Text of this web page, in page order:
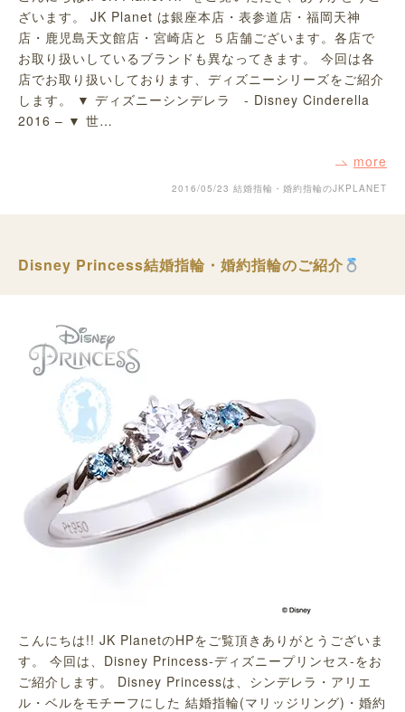
ざいます。 JK Planet は銀座本店・表参道店・福岡天神
店・鹿児島天文館店・宮崎店と ５店舗ございます。各店で
お取り扱いしているブランドも異なってきます。 今回は各
店でお取り扱いしております、ディズニーシリーズをご紹介
します。 ▼ ディズニーシンデレラ - Disney Cinderella
2016 – ▼ 世…
more
2016/05/23 結婚指輪・婚約指輪のJKPLANET
Disney Princess結婚指輪・婚約指輪のご紹介
こんにちは!! JK PlanetのHPをご覧頂きありがとうございま
す。 今回は、Disney Princess-ディズニープリンセス-をお
ご紹介します。 Disney Princessは、シンデレラ・アリエ
ル・ベルをモチーフにした 結婚指輪(マリッジリング)・婚約